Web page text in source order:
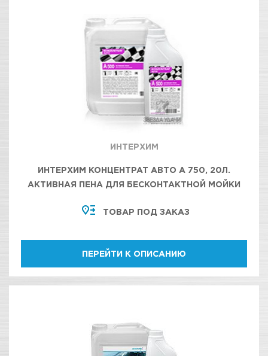
ИНТЕРХИМ
ИНТЕРХИМ КОНЦЕНТРАТ АВТО А 750, 20Л.
АКТИВНАЯ ПЕНА ДЛЯ БЕСКОНТАКТНОЙ МОЙКИ
ТОВАР ПОД ЗАКАЗ
ПЕРЕЙТИ К ОПИСАНИЮ